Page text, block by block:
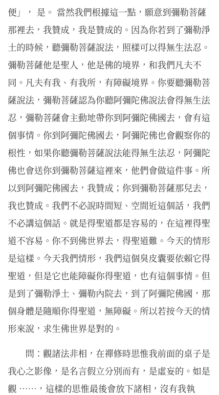
便」， 是。 當然我們根據這一點，願意到彌勒菩薩
那裡去，我贊成，我是贊成的。因為你若到了彌勒淨
土的時候，聽彌勒菩薩說法，照樣可以得無生法忍。
彌勒菩薩他是聖人，他是佛的境界，和我們凡夫不
同。凡夫有我、有我所，有障礙境界。你要聽彌勒菩
薩說法，彌勒菩薩認為你聽阿彌陀佛說法會得無生法
忍，彌勒菩薩會主動地帶你到阿彌陀佛國去，會有這
個事情。你到阿彌陀佛國去，阿彌陀佛也會觀察你的
根性，如果你聽彌勒菩薩說法能得無生法忍，阿彌陀
佛也會送你到彌勒菩薩這裡來，他們會做這件事。所
以到阿彌陀佛國去，我贊成；你到彌勒菩薩那兒去，
我也贊成。我們不必說時間短、空間近這個話，我們
不必講這個話。就是得聖道都是容易的，在這裡得聖
道不容易。你不到佛世界去，得聖道難。今天的情形
是這樣。今天我們情形，我們這個臭皮囊要依賴它得
聖道，但是它也能障礙你得聖道，也有這個事情。但
是到了彌勒淨土、彌勒內院去，到了阿彌陀佛國，那
個身體是隨順你得聖道，無障礙。所以若按今天的情
形來說，求生佛世界是對的。
問：觀諸法非相，在禪修時思惟我前面的桌子是
我心之影像，是名言假立分別而有，是虛妄的。如是
觀 ⋯⋯，這樣的思惟最後會放下諸相，沒有我執